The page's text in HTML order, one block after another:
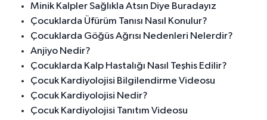
Minik Kalpler Sağlıkla Atsın Diye Buradayız
Çocuklarda Üfürüm Tanısı Nasıl Konulur?
Çocuklarda Göğüs Ağrısı Nedenleri Nelerdir?
Anjiyo Nedir?
Çocuklarda Kalp Hastalığı Nasıl Teşhis Edilir?
Çocuk Kardiyolojisi Bilgilendirme Videosu
Çocuk Kardiyolojisi Nedir?
Çocuk Kardiyolojisi Tanıtım Videosu